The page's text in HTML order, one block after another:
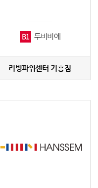
B1 두비비에
리빙파워센터 기흥점